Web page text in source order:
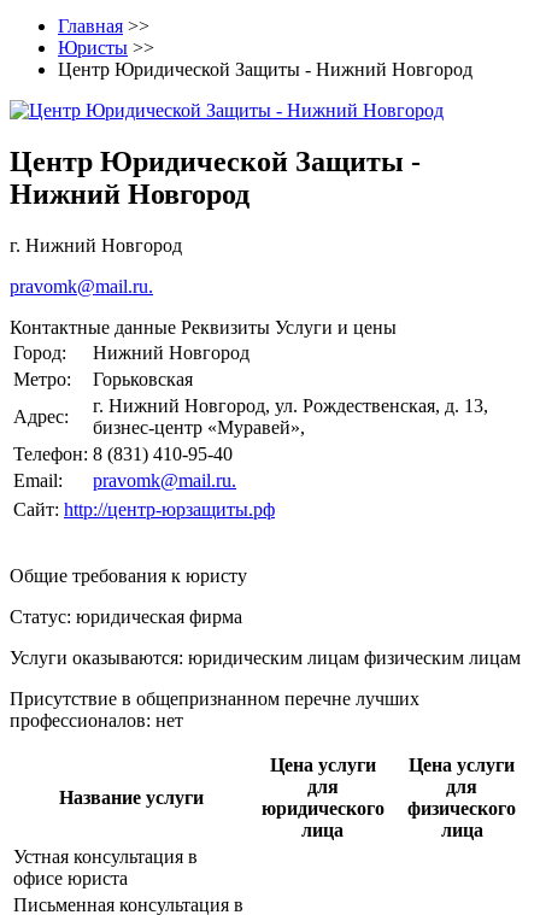
Главная >>
Юристы >>
Центр Юридической Защиты - Нижний Новгород
Центр Юридической Защиты -
Нижний Новгород
г. Нижний Новгород
pravomk@mail.ru.
Контактные данные Реквизиты Услуги и цены
Город:
Нижний Новгород
Метро:
Горьковская
Адрес:
г. Нижний Новгород, ул. Рождественская, д. 13,
бизнес-центр «Муравей»,
Телефон: 8 (831) 410-95-40
Email:
pravomk@mail.ru.
Сайт: http://центр-юрзащиты.рф
Общие требования к юристу
Статус: юридическая фирма
Услуги оказываются: юридическим лицам физическим лицам
Присутствие в общепризнанном перечне лучших
профессионалов: нет
Название услуги
Цена услуги
для
юридического
лица
Цена услуги
для
физического
лица
Устная консультация в
офисе юриста
Письменная консультация в